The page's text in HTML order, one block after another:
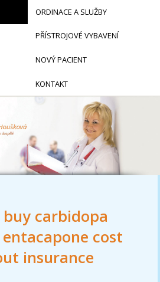
carbidopa
cost
insurance
ORDINACE A SLUŽBY
PŘÍSTROJOVÉ VYBAVENÍ
NOVÝ PACIENT
KONTAKT